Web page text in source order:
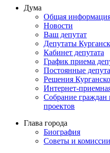
Дума
Общая
Новости
Ваш депутат
Депутаты
Кабинет депутата
График приема
Постоянные
Решения
Интернет-
Собрание
проектов
Глава города
Биография
Советы и